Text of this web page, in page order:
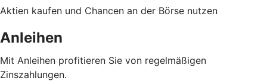
Aktien kaufen und Chancen an der Börse nutzen
Anleihen
Mit Anleihen profitieren Sie von regelmäßigen
Zinszahlungen.